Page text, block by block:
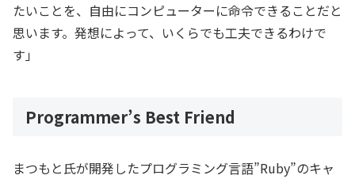
たいことを、自由にコンピューターに命令できることだと
思います。発想によって、いくらでも工夫できるわけで
す」
Programmer’s Best Friend
まつもと氏が開発したプログラミング言語”Ruby”のキャ